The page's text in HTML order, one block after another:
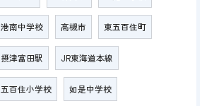
港南中学校 高槻市 東五百住町
摂津富田駅 JR東海道本線
五百住小学校 如是中学校